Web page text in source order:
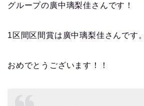
グループの廣中璃梨佳さんです！
1区間区間賞は廣中璃梨佳さんです。
おめでとうございます！！